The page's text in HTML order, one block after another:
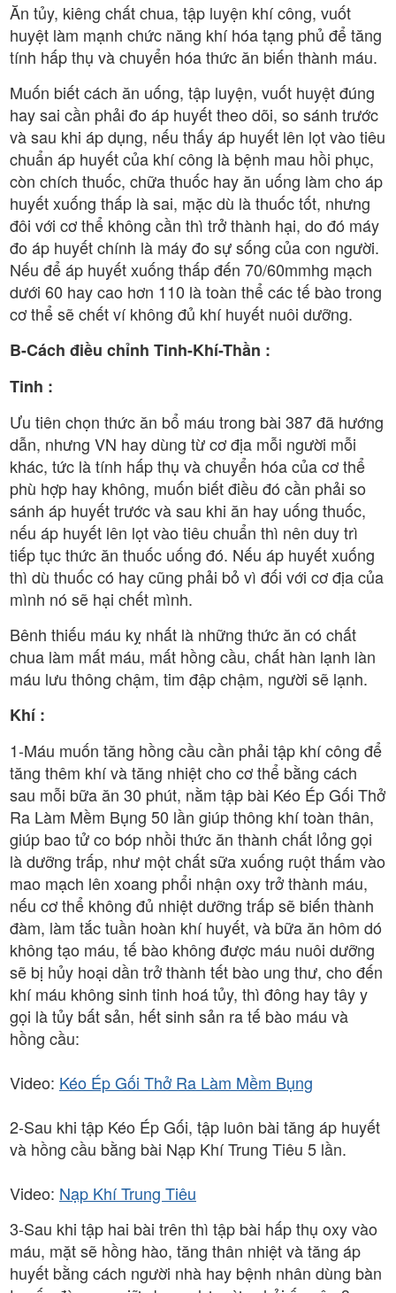
Ăn tủy, kiêng chất chua, tập luyện khí công, vuốt
huyệt làm mạnh chức năng khí hóa tạng phủ để tăng
tính hấp thụ và chuyển hóa thức ăn biến thành máu.
Muốn biết cách ăn uống, tập luyện, vuốt huyệt đúng
hay sai cần phải đo áp huyết theo dõi, so sánh trước
và sau khi áp dụng, nếu thấy áp huyết lên lọt vào tiêu
chuẩn áp huyết của khí công là bệnh mau hồi phục,
còn chích thuốc, chữa thuốc hay ăn uống làm cho áp
huyết xuống thấp là sai, mặc dù là thuốc tốt, nhưng
đôi với cơ thể không cần thì trở thành hại, do đó máy
đo áp huyết chính là máy đo sự sống của con người.
Nếu để áp huyết xuống thấp đến 70/60mmhg mạch
dưới 60 hay cao hơn 110 là toàn thể các tế bào trong
cơ thể sẽ chết ví không đủ khí huyết nuôi dưỡng.
B-Cách điều chỉnh Tinh-Khí-Thần :
Tinh :
Ưu tiên chọn thức ăn bổ máu trong bài 387 đã hướng
dẫn, nhưng VN hay dùng từ cơ địa mỗi người mỗi
khác, tức là tính hấp thụ và chuyển hóa của cơ thể
phù hợp hay không, muốn biết điều đó cần phải so
sánh áp huyết trước và sau khi ăn hay uống thuốc,
nếu áp huyết lên lọt vào tiêu chuẩn thì nên duy trì
tiếp tục thức ăn thuốc uống đó. Nếu áp huyết xuống
thì dù thuốc có hay cũng phải bỏ vì đối với cơ địa của
mình nó sẽ hại chết mình.
Bênh thiếu máu kỵ nhất là những thức ăn có chất
chua làm mất máu, mất hồng cầu, chất hàn lạnh làn
máu lưu thông chậm, tim đập chậm, người sẽ lạnh.
Khí :
1-Máu muốn tăng hồng cầu cần phải tập khí công để
tăng thêm khí và tăng nhiệt cho cơ thể bằng cách
sau mỗi bữa ăn 30 phút, nằm tập bài Kéo Ép Gối Thở
Ra Làm Mềm Bụng 50 lần giúp thông khí toàn thân,
giúp bao tử co bóp nhồi thức ăn thành chất lỏng gọi
là dưỡng trấp, như một chất sữa xuống ruột thấm vào
mao mạch lên xoang phổi nhận oxy trở thành máu,
nếu cơ thể không đủ nhiệt dưỡng trấp sẽ biến thành
đàm, làm tắc tuần hoàn khí huyết, và bữa ăn hôm dó
không tạo máu, tế bào không được máu nuôi dưỡng
sẽ bị hủy hoại dần trở thành tết bào ung thư, cho đến
khí máu không sinh tinh hoá tủy, thì đông hay tây y
gọi là tủy bất sản, hết sinh sản ra tế bào máu và
hồng cầu:
Video: Kéo Ép Gối Thở Ra Làm Mềm Bụng
2-Sau khi tập Kéo Ép Gối, tập luôn bài tăng áp huyết
và hồng cầu bằng bài Nạp Khí Trung Tiêu 5 lần.
Video: Nạp Khí Trung Tiêu
3-Sau khi tập hai bài trên thì tập bài hấp thụ oxy vào
máu, mặt sẽ hồng hào, tăng thân nhiệt và tăng áp
huyết bằng cách người nhà hay bệnh nhân dùng bàn